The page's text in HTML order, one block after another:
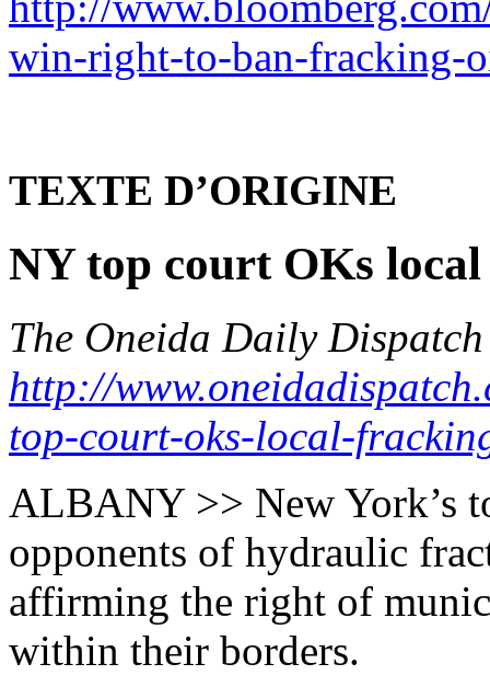
win-right-to-ban-fracking-
TEXTE​ D’ORIGINE
NY top court OKs
The Oneida Daily
http://
top-court-oks-local-
ALBANY >> New York’s
opponents of hydraulic
affirming the right of
within their borders.